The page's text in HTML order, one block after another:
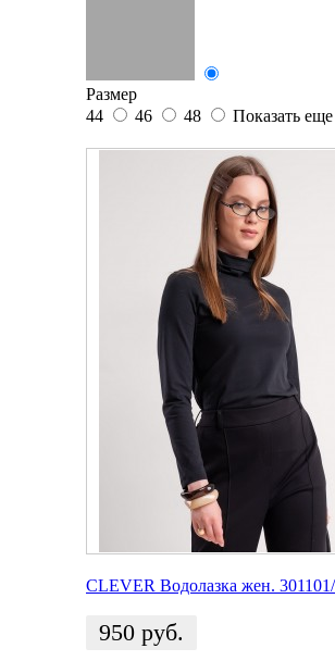
Размер
44
46 48 Показать еще
CLEVER Водолазка жен.
950 руб.